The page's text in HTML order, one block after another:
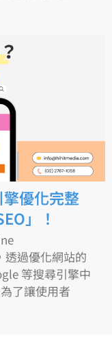
優化完整
」！
過優化網站的
等搜尋引擎中
了讓使用者